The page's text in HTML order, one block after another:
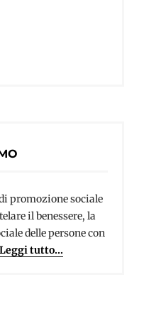
promozione sociale
il benessere, la
delle persone con
Leggi tutto...